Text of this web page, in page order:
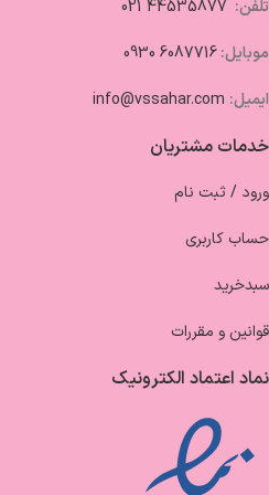
تلفن:
موبایل:6087716 0930
ایمیل: info@vssahar.com
خدمات مشتریان
ورود / ثبت نام
حساب کاربری
سبدخرید
قوانین و مقررات
نماد اعتماد الکترونیک